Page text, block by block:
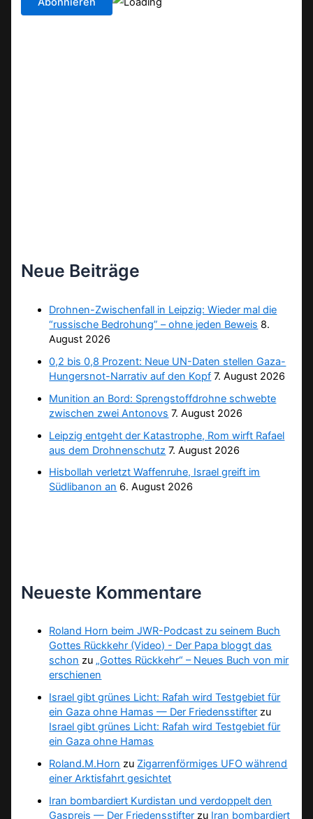
Neue Beiträge
Drohnen-Zwischenfall in Leipzig: Wieder mal die
“russische Bedrohung” – ohne jeden Beweis 8.
August 2026
0,2 bis 0,8 Prozent: Neue UN-Daten stellen Gaza-
Hungersnot-Narrativ auf den Kopf 7. August 2026
Munition an Bord: Sprengstoffdrohne schwebte
zwischen zwei Antonovs 7. August 2026
Leipzig entgeht der Katastrophe, Rom wirft Rafael
aus dem Drohnenschutz 7. August 2026
Hisbollah verletzt Waffenruhe, Israel greift im
Südlibanon an 6. August 2026
Neueste Kommentare
Roland Horn beim JWR-Podcast zu seinem Buch
Gottes Rückkehr (Video) - Der Papa bloggt das
schon zu „Gottes Rückkehr“ – Neues Buch von mir
erschienen
Israel gibt grünes Licht: Rafah wird Testgebiet für
ein Gaza ohne Hamas — Der Friedensstifter zu
Israel gibt grünes Licht: Rafah wird Testgebiet für
ein Gaza ohne Hamas
Roland.M.Horn zu Zigarrenförmiges UFO während
einer Arktisfahrt gesichtet
Iran bombardiert Kurdistan und verdoppelt den
Gaspreis — Der Friedensstifter zu Iran bombardiert